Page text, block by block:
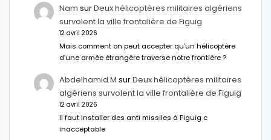
Nam surDeux hélicoptères militaires algériens
survolent la ville frontalière de Figuig
12 avril 2026
Mais comment on peut accepter qu’un hélicoptère
d’une armée étrangère traverse notre frontière ?
Abdelhamid M surDeux hélicoptères militaires
algériens survolent la ville frontalière de Figuig
12 avril 2026
Il faut installer des anti missiles à Figuig c
inacceptable